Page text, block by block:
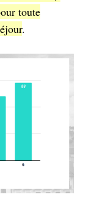
toute
.